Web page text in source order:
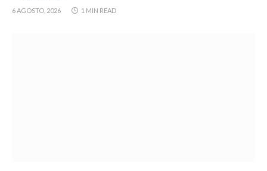
6 AGOSTO, 2026 1 MIN READ